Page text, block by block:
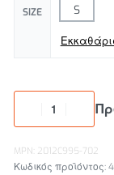
SIZE S
MPN: 2012C995-702